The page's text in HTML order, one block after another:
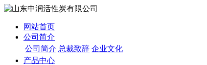
网站首页
公司简介
公司简介 总裁致辞 企业文化
产品中心